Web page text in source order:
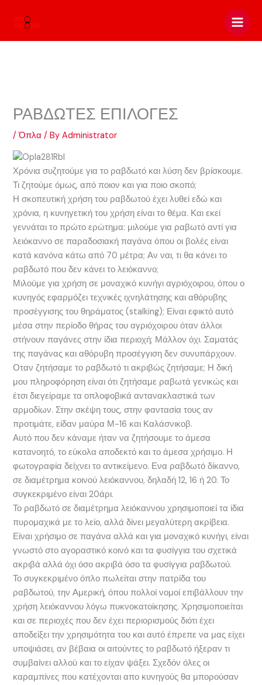
ΡΑΒΔΩΤΕΣ ΕΠΙΛΟΓΕΣ
/Όπλα / ByAdministrator
Χρόνια συζητούμε για το ραβδωτό και λύση δεν βρίσκουμε.
Τι ζητούμε όμως, από ποιον και για ποιο σκοπό;
Η σκοπευτική χρήση του ραβδωτού έχει λυθεί εδώ και
χρόνια, η κυνηγετική του χρήση είναι το θέμα. Και εκεί
γεννάται το πρώτο ερώτημα: μιλούμε για ραβωτό αντί για
λειόκαννο σε παραδοσιακή παγάνα όπου οι βολές είναι
κατά κανόνα κάτω από 70 μέτρα; Αν ναι, τι θα κάνει το
ραβδωτό που δεν κάνει το λειόκαννο;
Μιλούμε για χρήση σε μοναχικό κυνήγι αγριόχοιρου, όπου ο
κυνηγός εφαρμόζει τεχνικές ιχνηλάτησης και αθόρυβης
προσέγγισης του θηράματος (stalking); Είναι εφικτό αυτό
μέσα στην περίοδο θήρας του αγριόχοιρου όταν άλλοι
στήνουν παγάνες στην ίδια περιοχή; Μάλλον όχι. Σαματάς
της παγάνας και αθόρυβη προσέγγιση δεν συνυπάρχουν.
Οταν ζητήσαμε το ραβδωτό τι ακριβώς ζητήσαμε; Η δική
μου πληροφόρηση είναι ότι ζητήσαμε ραβωτά γενικώς και
έτσι διεγείραμε τα οπλοφοβικά αντανακλαστικά των
αρμοδίων. Στην σκέψη τους, στην φαντασία τους αν
προτιμάτε, είδαν μαύρα Μ-16 και Καλάσνικοβ.
Αυτό που δεν κάναμε ήταν να ζητήσουμε το άμεσα
κατανοητό, το εύκολα αποδεκτό και το άμεσα χρήσιμο. Η
φωτογραφία δείχνει το αντικείμενο. Ενα ραβδωτό δίκαννο,
σε διαμέτρημα κοινού λειόκαννου, δηλαδή 12, 16 ή 20. Το
συγκεκριμένο είναι 20άρι.
Το ραβδωτό σε διαμέτρημα λειόκαννου χρησιμοποιεί τα ίδια
πυρομαχικά με το λείο, αλλά δίνει μεγαλύτερη ακρίβεια.
Είναι χρήσιμο σε παγάνα αλλά και για μοναχικό κυνήγι, είναι
γνωστό στο αγοραστικό κοινό και τα φυσίγγια του σχετικά
ακριβά αλλά όχι όσο ακριβά όσο τα φυσίγγια ραβδωτού.
Το συγκεκριμένο όπλο πωλείται στην πατρίδα του
ραβδωτού, την Αμερική, όπου πολλοί νομοί επιβάλλουν την
χρήση λειόκαννου λόγω πυκνοκατοίκησης. Χρησιμοποιείται
και σε περιοχές που δεν έχει περιορισμούς διότι έχει
αποδείξει την χρησιμότητα του και αυτό έπρεπε να μας είχει
υποψιάσει, αν βέβαια οι αιτούντες το ραβδωτό ήξεραν τι
συμβαίνει αλλού και το είχαν ψάξει. Σχεδόν όλες οι
καραμπίνες που κατέχονται απο κυνηγούς θα μπορούσαν